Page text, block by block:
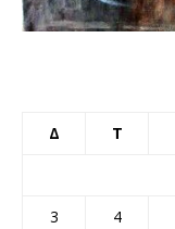
Δ Τ
3
4